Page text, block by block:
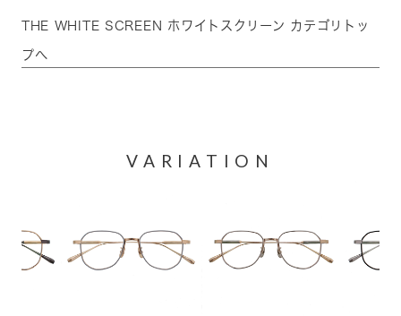
THE WHITE SCREEN ホワイトスクリーン カテゴリトッ
プへ
VARIATION